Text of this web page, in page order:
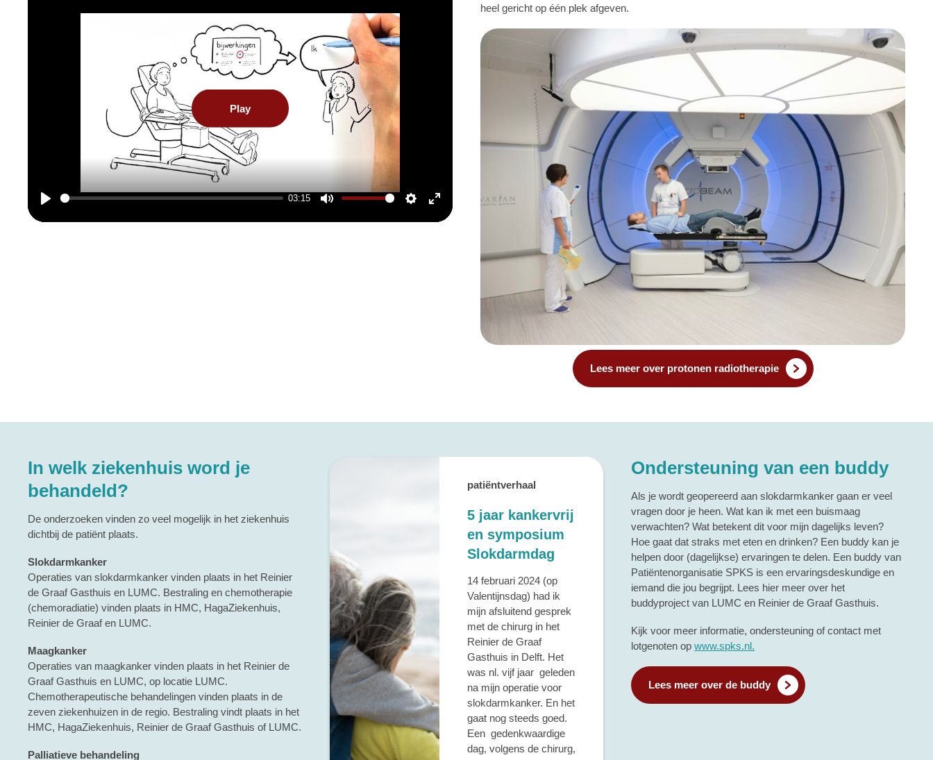
03:15
Enter
Play
heel gericht op één plek afgeven.
Lees meer over protonen radiotherapie
In welk ziekenhuis word je
behandeld?
De onderzoeken vinden zo veel mogelijk in het ziekenhuis
dichtbij de patiënt plaats.
Slokdarmkanker
Operaties van slokdarmkanker vinden plaats in het Reinier
de Graaf Gasthuis en LUMC. Bestraling en chemotherapie
(chemoradiatie) vinden plaats in HMC, HagaZiekenhuis,
Reinier de Graaf en LUMC.
Maagkanker
Operaties van maagkanker vinden plaats in het Reinier de
Graaf Gasthuis en LUMC, op locatie LUMC.
Chemotherapeutische behandelingen vinden plaats in de
zeven ziekenhuizen in de regio. Bestraling vindt plaats in het
HMC, HagaZiekenhuis, Reinier de Graaf Gasthuis of LUMC.
Palliatieve behandeling
patiëntverhaal
5 jaar kankervrij
en symposium
Slokdarmdag
14 februari 2024 (op
Valentijnsdag) had ik
mijn afsluitend gesprek
met de chirurg in het
Reinier de Graaf
Gasthuis in Delft. Het
was nl. vijf jaar geleden
na mijn operatie voor
slokdarmkanker. En het
gaat nog steeds goed.
Een gedenkwaardige
dag, volgens de chirurg,
Ondersteuning van een buddy
Als je wordt geopereerd aan slokdarmkanker gaan er veel
vragen door je heen. Wat kan ik met een buismaag
verwachten? Wat betekent dit voor mijn dagelijks leven?
Hoe gaat dat straks met eten en drinken? Een buddy kan je
helpen door (dagelijkse) ervaringen te delen. Een buddy van
Patiëntenorganisatie SPKS is een ervaringsdeskundige en
iemand die jou begrijpt. Lees hier meer over het
buddyproject van LUMC en Reinier de Graaf Gasthuis.
Kijk voor meer informatie, ondersteuning of contact met
lotgenoten opwww.spks.nl.
Lees meer over de buddy